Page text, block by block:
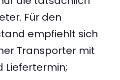
Für den
empfiehlt sich
Transporter mit
Liefertermin;